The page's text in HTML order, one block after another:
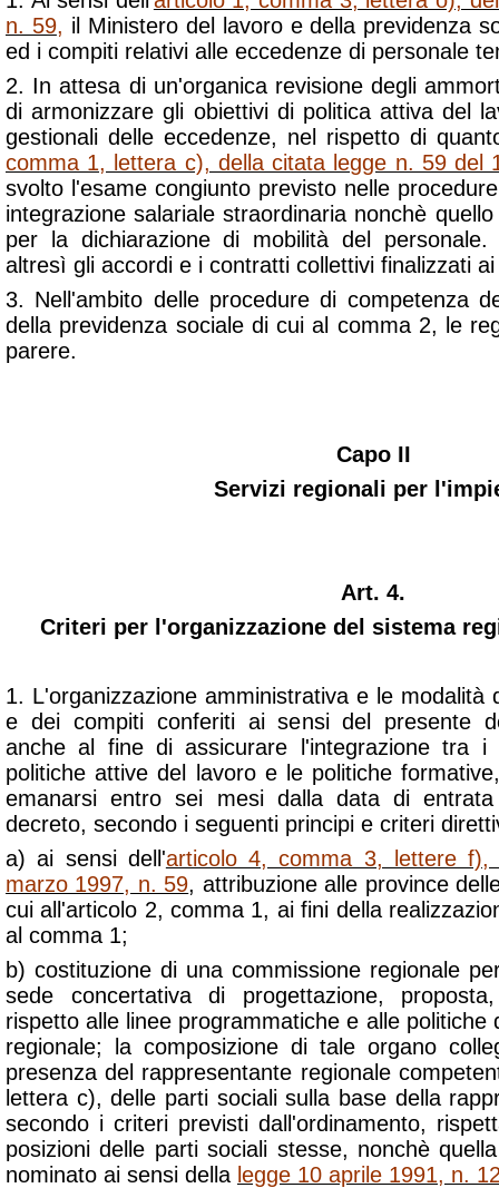
n. 59, il Ministero del lavoro e della previdenza
ed i compiti relativi alle eccedenze di personale
2. In attesa di un'organica revisione degli
di armonizzare gli obiettivi di politica attiva del
gestionali delle eccedenze, nel rispetto di
comma 1, lettera c), della citata legge n. 59 del
svolto l'esame congiunto previsto nelle
integrazione salariale straordinaria nonchè
per la dichiarazione di mobilità del personale.
altresì gli accordi e i contratti collettivi finalizzati
3. Nell'ambito delle procedure di competenza
della previdenza sociale di cui al comma 2, le
parere.
Capo II
Servizi regionali per
Art. 4.
Criteri per l'organizzazione del sistema
1. L'organizzazione amministrativa e le modalità
e dei compiti conferiti ai sensi del presente
anche al fine di assicurare l'integrazione tra i
politiche attive del lavoro e le politiche
emanarsi entro sei mesi dalla data di
decreto, secondo i seguenti principi e criteri
a) ai sensi dell'articolo 4, comma 3, lettere
marzo 1997, n. 59, attribuzione alle province
cui all'articolo 2, comma 1, ai fini della
al comma 1;
b) costituzione di una commissione regionale
sede concertativa di progettazione,
rispetto alle linee programmatiche e alle politiche
regionale; la composizione di tale organo
presenza del rappresentante regionale
lettera c), delle parti sociali sulla base della
secondo i criteri previsti dall'ordinamento,
posizioni delle parti sociali stesse, nonchè
nominato ai sensi della legge 10 aprile 1991, n.